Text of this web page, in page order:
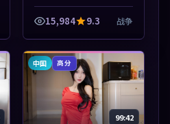
15,984 9.3 战争
中国 高分
99:42